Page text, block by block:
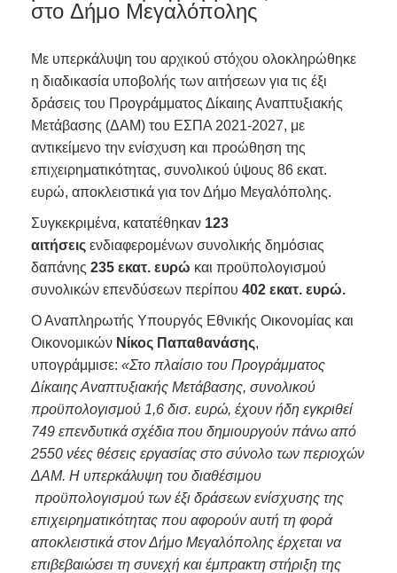
στο Δήμο Μεγαλόπολης
Με υπερκάλυψη του αρχικού στόχου ολοκληρώθηκε
η διαδικασία υποβολής των αιτήσεων για τις έξι
δράσεις του Προγράμματος Δίκαιης Αναπτυξιακής
Μετάβασης (ΔΑΜ) του ΕΣΠΑ 2021-2027, με
αντικείμενο την ενίσχυση και προώθηση της
επιχειρηματικότητας, συνολικού ύψους 86 εκατ.
ευρώ, αποκλειστικά για τον Δήμο Μεγαλόπολης.
Συγκεκριμένα, κατατέθηκαν 123
αιτήσεις ενδιαφερομένων συνολικής δημόσιας
δαπάνης 235 εκατ. ευρώ και προϋπολογισμού
συνολικών επενδύσεων περίπου 402 εκατ. ευρώ.
Ο Αναπληρωτής Υπουργός Εθνικής Οικονομίας και
Οικονομικών Νίκος Παπαθανάσης,
υπογράμμισε: «Στο πλαίσιο του Προγράμματος
Δίκαιης Αναπτυξιακής Μετάβασης, συνολικού
προϋπολογισμού 1,6 δισ. ευρώ, έχουν ήδη εγκριθεί
749 επενδυτικά σχέδια που δημιουργούν πάνω από
2550 νέες θέσεις εργασίας στο σύνολο των περιοχών
ΔΑΜ. Η υπερκάλυψη του διαθέσιμου
προϋπολογισμού των έξι δράσεων ενίσχυσης της
επιχειρηματικότητας που αφορούν αυτή τη φορά
αποκλειστικά στον Δήμο Μεγαλόπολης έρχεται να
επιβεβαιώσει τη συνεχή και έμπρακτη στήριξη της